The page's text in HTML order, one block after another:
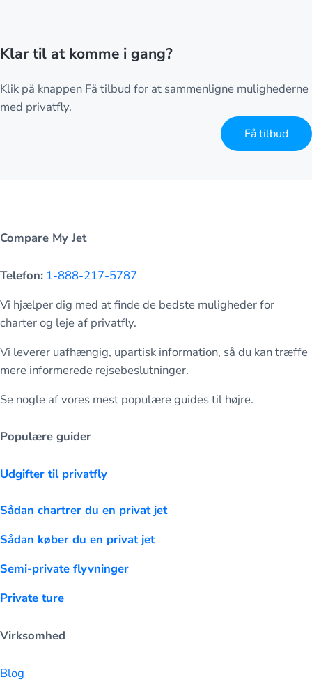
Klar til at komme i gang?
Klik på knappen Få tilbud for at sammenligne mulighederne
med privatfly.
Få tilbud
Compare My Jet
Telefon: 1-888-217-5787
Vi hjælper dig med at finde de bedste muligheder for
charter og leje af privatfly.
Vi leverer uafhængig, upartisk information, så du kan træffe
mere informerede rejsebeslutninger.
Se nogle af vores mest populære guides til højre.
Populære guider
Udgifter til privatfly
Sådan chartrer du en privat jet
Sådan køber du en privat jet
Semi-private flyvninger
Private ture
Virksomhed
Blog